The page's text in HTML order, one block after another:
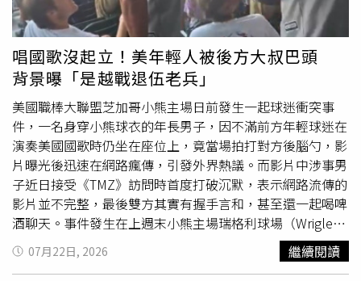
晚上怕睡過頭甚至只敢「
睡」，半夜 12 點再出門掃
橋，這種「勞動尊嚴」讓全場動容。《銀髮白之歌》系列電
視電影《相信》首映記者會，原型人物慈濟志工高愛、導演
林正盛、演員萬芳、黃采儀、林琦恩、吳海寧、徐裕傑、蔡
哲文出席。（圖／侯世駿攝）
唱國歌沒起立！美年輕人被後方大叔巴頭
背景曝「是越戰退伍老兵」
美國職棒大聯盟芝加哥小熊主場日前發生一起球迷衝突事
件，一名身穿小熊球衣的年長男子，因不滿前方年輕球迷在
演奏美國國歌時仍坐在座位上，竟當場拍打對方後腦勺，影
片曝光後迅速在網路瘋傳，引發外界熱議。而影片中涉事男
子近日接受《TMZ》訪問時首度打破沉默，表示網路流傳的
影片並不完整，最後雙方其實有握手言和，甚至還一起喝啤
酒聊天。事件發生在上週末小熊主場瑞格利球場（Wrigley
Field），當時現場正在演奏美國國歌，一名年長球迷要求
坐在自己前方的年輕男子起立，但對方始終沒有站起來，影
07月22日, 2026 繼續閱讀